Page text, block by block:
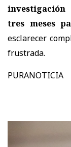
tres meses
esclarecer
frustrada.
PURANOTICIA